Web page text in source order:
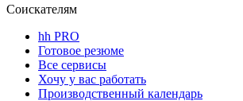
Соискателям
hh PRO
Готовое резюме
Все сервисы
Хочу у вас работать
Производственный календарь